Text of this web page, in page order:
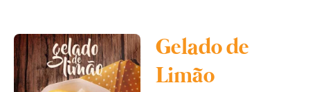
Gelado de
Limão